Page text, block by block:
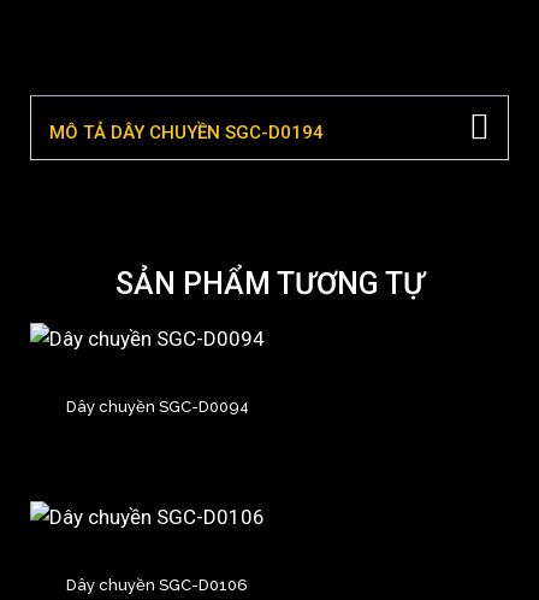
MÔ TẢ DÂY CHUYỀN SGC-D0194
SẢN PHẨM TƯƠNG TỰ
Dây chuyền SGC-D0094
Dây chuyền SGC-D0106